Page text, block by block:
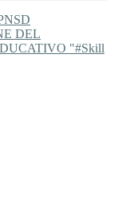
DEL
"#Skill